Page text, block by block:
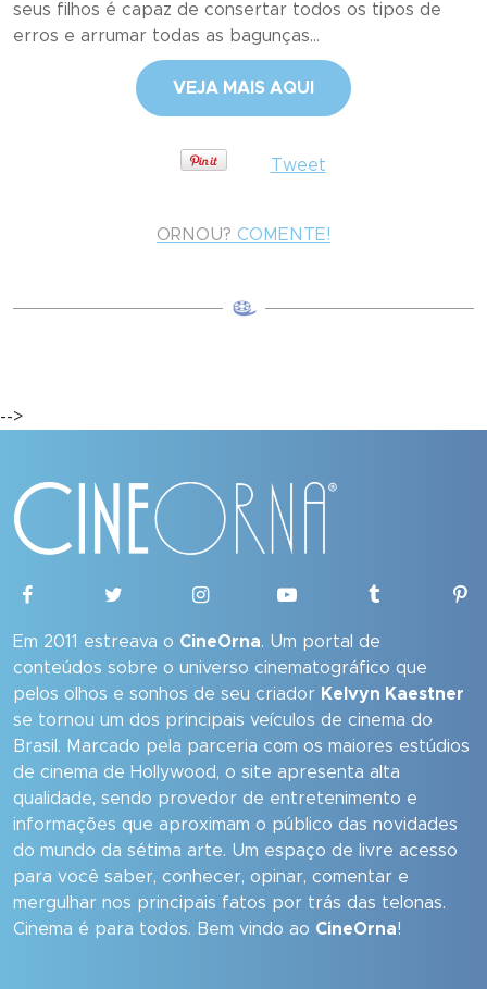
seus filhos é capaz de consertar todos os tipos de
erros e arrumar todas as bagunças...
VEJA MAIS AQUI
Tweet
ORNOU? COMENTE!
-->
Em 2011 estreava o CineOrna. Um portal de
conteúdos sobre o universo cinematográfico que
pelos olhos e sonhos de seu criador Kelvyn Kaestner
se tornou um dos principais veículos de cinema do
Brasil. Marcado pela parceria com os maiores estúdios
de cinema de Hollywood, o site apresenta alta
qualidade, sendo provedor de entretenimento e
informações que aproximam o público das novidades
do mundo da sétima arte. Um espaço de livre acesso
para você saber, conhecer, opinar, comentar e
mergulhar nos principais fatos por trás das telonas.
Cinema é para todos. Bem vindo ao CineOrna!